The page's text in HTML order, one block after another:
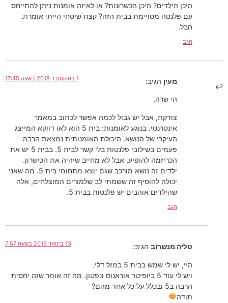
היכן הילדים? היכן הכשרונות? או לאיזה אומנות ניתן להתייחס
עם פלנטה מסויימת בבית הזה? קצת שיטחי הייתי אומרת.
חבל.
הגב
מעין הגיב: 1 באוקטובר 2018 בשעה 17:45
הי שרה,
צודקת, אבל יש גבול לכמה אפשר לכתוב במאמר
אינטרנטי. בנוגע לאומנות: בית 5 הוא לאו דווקא המייצג
העיקרי של הנושא. היכולת האומנותית נמצאת הרבה
פעמים בשילובי פלנטות בלי קשר לבית 5. בבית 5 יש את
הכריזמה להופיע, אבל לא מחייב שיהיה את הכישרון.
ילדים זה נושא מורכב שגם יוצא מתחומי בית 5. מה שאני
יכולה להוסיף זה ששמתי לב שלמורים המוצלחים, אלה
שהילדים אוהבים יש פלנטות בבית 5.
הגב
טליה מנשרוב הגיב: 13 בינואר 2019 בשעה 7:57
היי, יש לי שמש בבית 5 במזל דלי.
ויש לי עוד 5 ביופיטר אוראנוס ונפטון. מה זה אומר שזה יחסית
הרבה ב5 ובכלל על כל אחד מהם?
תודה